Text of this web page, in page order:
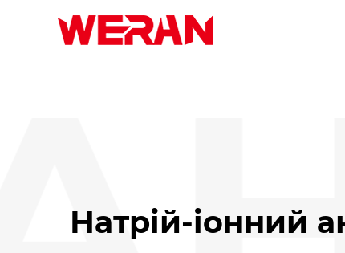
Натрій-іонний